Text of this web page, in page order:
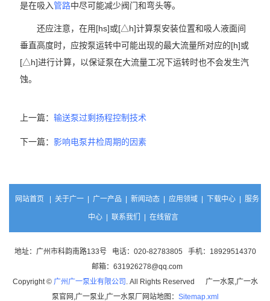
是在吸入管路中尽可能减少阀门和弯头等。
还应注意，在用[hs]或[△h]计算泵安装位置和吸人液面间
垂直高度时，应按泵运转中可能出现的最大流量所对应的[h]或
[△h]进行计算，以保证泵在大流量工况下运转时也不会发生汽
蚀。
上一篇： 输送泵过剩扬程控制技术
下一篇： 影响电泵井检周期的因素
网站首页 关于广一 广一产品 新闻动态 应用领域 下载中心 服务
中心 联系我们 在线留言
地址：广州市科韵南路133号 电话：020-82783805 手机：18929514370
邮箱：631926278@qq.com
Copyright © 广州广一泵业有限公司 . All Rights Reserved 广一水泵,广一水
泵官网,广一泵业,广一水泵厂网站地图： Sitemap.xml